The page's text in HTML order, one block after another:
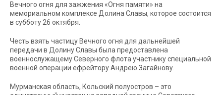
Вечного огня для зажжения «Огня памяти» на
мемориальном комплексе Долина Славы, которое состоится
в субботу 26 октября.
Честь взять частицу Вечного огня для дальнейшей
передачи в Долину Славы была предоставлена
военнослужащему Северного флота участнику специальной
военной операции ефрейтору Андрею Загайнову.
Мурманская область, Кольский полуостров – это